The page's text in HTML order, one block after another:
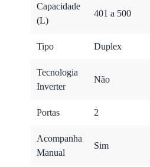
Capacidade
(L)
401 a 500
Tipo Duplex
Tecnologia
Inverter
Não
Portas 2
Acompanha
Manual
Sim